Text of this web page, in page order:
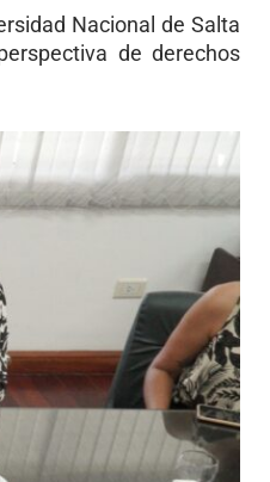
Nacional de Salta
de derechos